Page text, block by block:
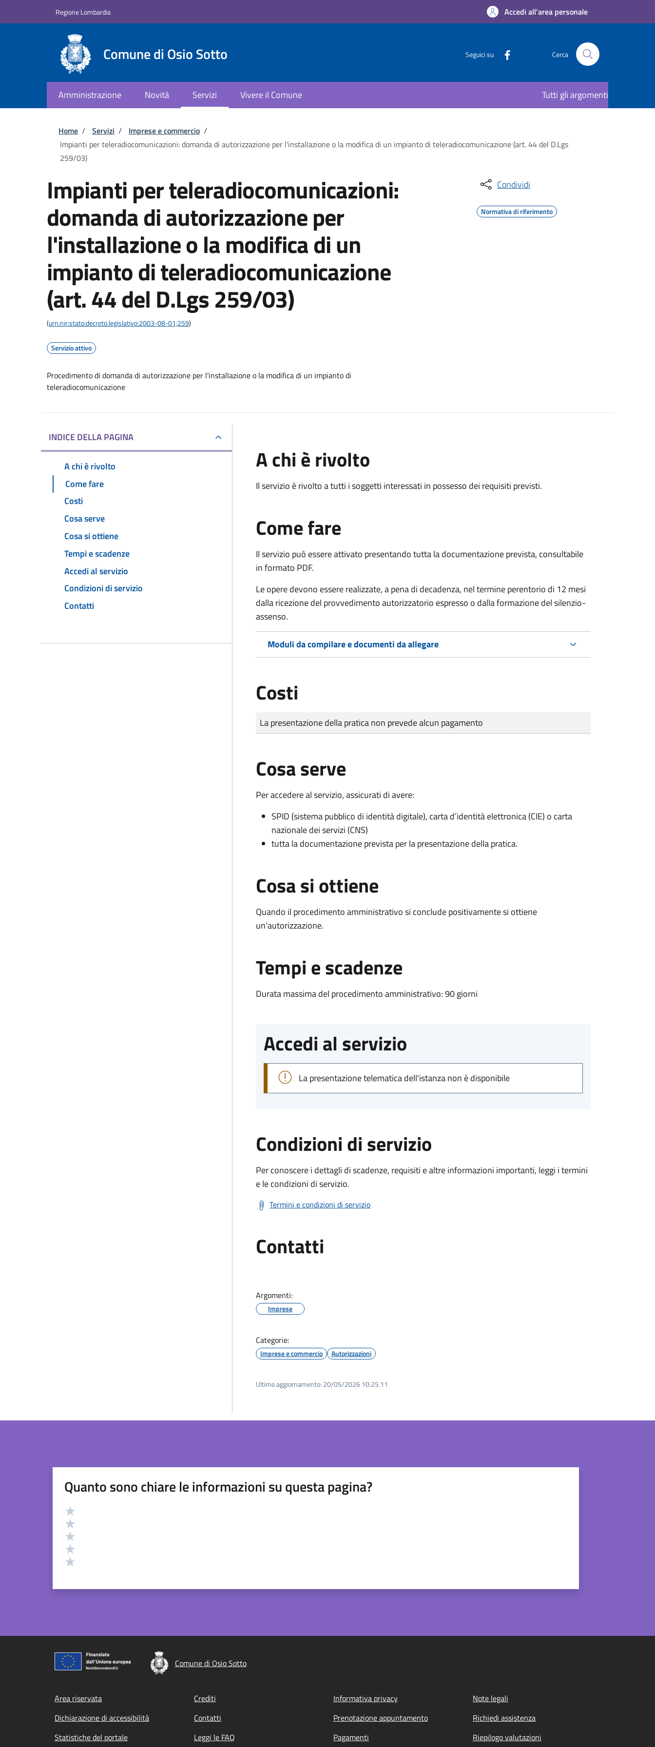
Regione Lombardia Accedi all'area personale
Comune di Osio Sotto Seguici su Cerca
Amministrazione Novità Servizi Vivere il Comune Tutti gli argomenti
Briciole di pane
Home / Servizi / Imprese e commercio /
Impianti per teleradiocomunicazioni: domanda di autorizzazione per l'installazione o la modifica di un impianto di teleradiocomunicazione (art. 44 del D.Lgs
259/03)
Impianti per teleradiocomunicazioni:
domanda di autorizzazione per
l'installazione o la modifica di un
impianto di teleradiocomunicazione
(art. 44 del D.Lgs 259/03)
(urn:nir:stato:decreto.legislativo:2003-08-01;259)
Servizio attivo
Procedimento di domanda di autorizzazione per l'installazione o la modifica di un impianto di
teleradiocomunicazione
Condividi
Normativa di riferimento
INDICE DELLA PAGINA
A chi è rivolto
Come fare
Costi
Cosa serve
Cosa si ottiene
Tempi e scadenze
Accedi al servizio
Condizioni di servizio
Contatti
A chi è rivolto
Il servizio è rivolto a tutti i soggetti interessati in possesso dei requisiti previsti.
Come fare
Il servizio può essere attivato presentando tutta la documentazione prevista, consultabile
in formato PDF.
Le opere devono essere realizzate, a pena di decadenza, nel termine perentorio di 12 mesi
dalla ricezione del provvedimento autorizzatorio espresso o dalla formazione del silenzio-
assenso.
Moduli da compilare e documenti da allegare
Costi
Tipo di pagamento
Importo
La presentazione della pratica non prevede alcun pagamento
Cosa serve
Per accedere al servizio, assicurati di avere:
SPID (sistema pubblico di identità digitale), carta d’identità elettronica (CIE) o carta
nazionale dei servizi (CNS)
tutta la documentazione prevista per la presentazione della pratica.
Cosa si ottiene
Quando il procedimento amministrativo si conclude positivamente si ottiene
un'autorizzazione.
Tempi e scadenze
Durata massima del procedimento amministrativo: 90 giorni
Accedi al servizio
La presentazione telematica dell'istanza non è disponibile
Condizioni di servizio
Per conoscere i dettagli di scadenze, requisiti e altre informazioni importanti, leggi i termini
e le condizioni di servizio.
Termini e condizioni di servizio
Contatti
Argomenti:
Imprese
Categorie:
Imprese e commercio Autorizzazioni
Ultimo aggiornamento: 20/05/2026 10:25.11
Quanto sono chiare le informazioni su questa pagina?
Valutazione
Comune di Osio Sotto
Footer menu
Area riservata Crediti Informativa privacy
Note legali
Dichiarazione di accessibilità
Contatti Prenotazione appuntamento
Richiedi assistenza
Statistiche del portale
Leggi le FAQ Pagamenti Riepilogo valutazioni